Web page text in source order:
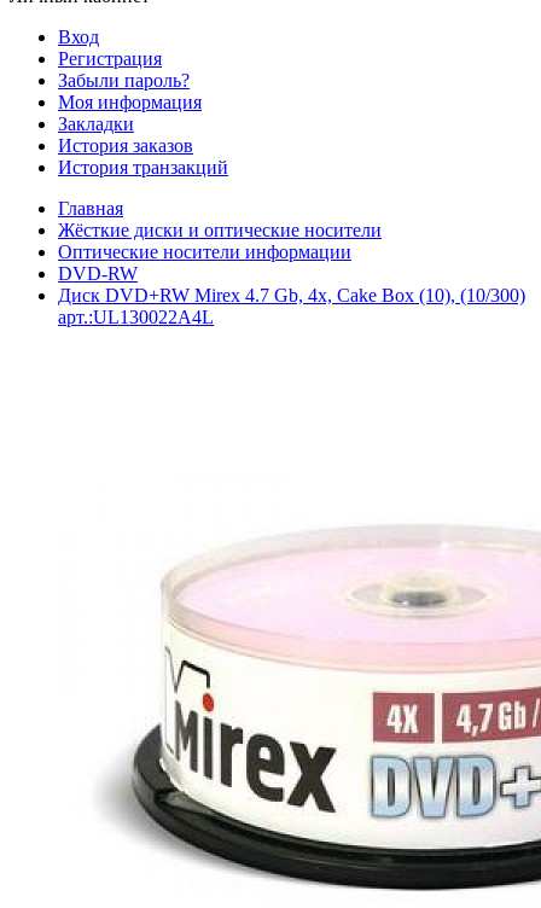
Вход
Регистрация
Забыли пароль?
Моя информация
Закладки
История заказов
История транзакций
Главная
Жёсткие диски и оптические носители
Оптические носители информации
DVD-RW
Диск DVD+RW Mirex 4.7 Gb, 4x, Cake Box (10), (10/300)
арт.:UL130022A4L